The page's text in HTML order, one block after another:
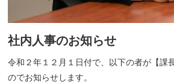
社内人事のお知らせ
令和２年１２月１日付で、以下の者が【課
のでお知らせします。